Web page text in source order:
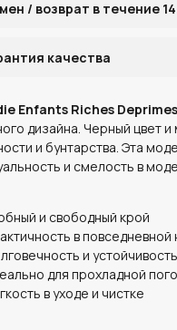
/ возврат в течение
качества
Enfants Riches
дизайна. Черный цвет
и бунтарства. Эта
и смелость в
и свободный крой
в повседневной
и
для прохладной
в уходе и чистке